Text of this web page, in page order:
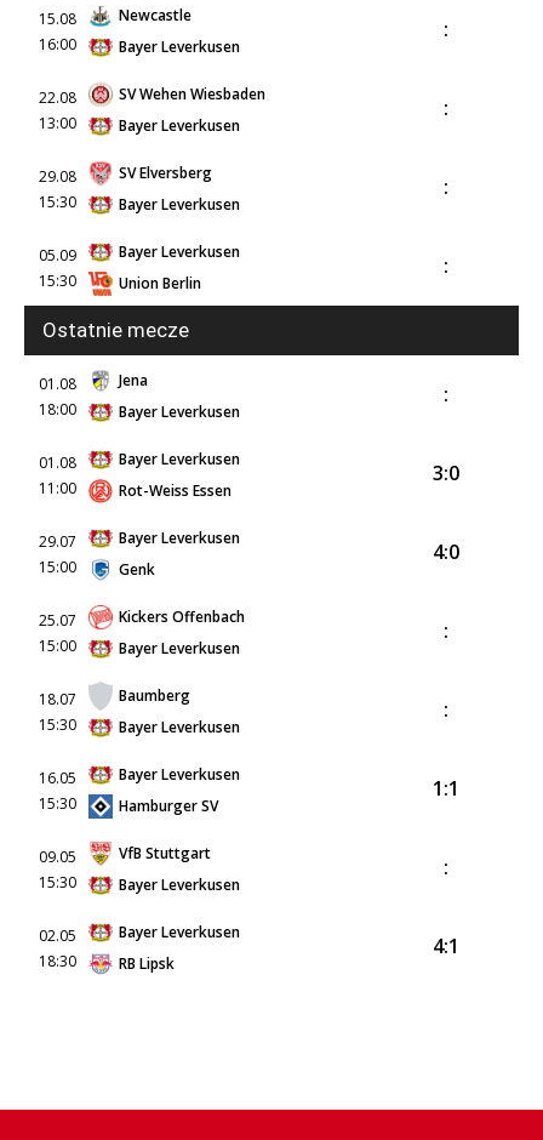
15.08
16:00
Newcastle
Bayer Leverkusen
:
22.08
13:00
SV Wehen Wiesbaden
Bayer Leverkusen
:
29.08
15:30
SV Elversberg
Bayer Leverkusen
:
05.09
15:30
Bayer Leverkusen
Union Berlin
:
Ostatnie mecze
01.08
18:00
Jena
Bayer Leverkusen
:
01.08
11:00
Bayer Leverkusen
Rot-Weiss Essen
3:0
29.07
15:00
Bayer Leverkusen
Genk
4:0
25.07
15:00
Kickers Offenbach
Bayer Leverkusen
:
18.07
15:30
Baumberg
Bayer Leverkusen
:
16.05
15:30
Bayer Leverkusen
Hamburger SV
1:1
09.05
15:30
VfB Stuttgart
Bayer Leverkusen
:
02.05
18:30
Bayer Leverkusen
RB Lipsk
4:1